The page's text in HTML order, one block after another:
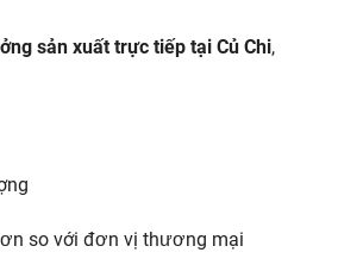
sản xuất trực tiếp tại Củ Chi,
so với đơn vị thương mại